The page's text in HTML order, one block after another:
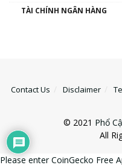
TÀI CHÍNH NGÂN HÀNG
Contact Us Disclaimer
© 2021 Phổ
All
Please enter CoinGecko Free